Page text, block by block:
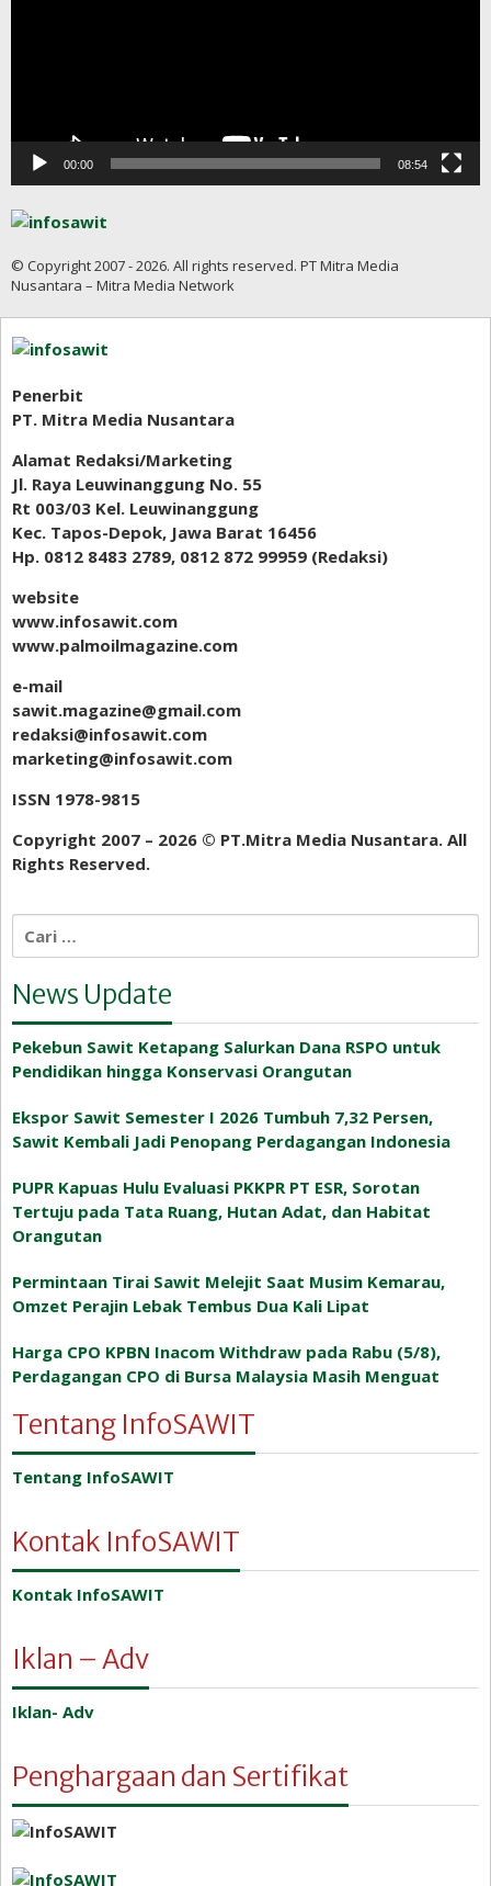
00:00 08:54
© Copyright 2007 - 2026. All rights reserved. PT Mitra Media
Nusantara – Mitra Media Network
Penerbit
PT. Mitra Media Nusantara
Alamat Redaksi/Marketing
Jl. Raya Leuwinanggung No. 55
Rt 003/03 Kel. Leuwinanggung
Kec. Tapos-Depok, Jawa Barat 16456
Hp. 0812 8483 2789, 0812 872 99959 (Redaksi)
website
www.infosawit.com
www.palmoilmagazine.com
e-mail
sawit.magazine@gmail.com
redaksi@infosawit.com
marketing@infosawit.com
ISSN 1978-9815
Copyright 2007 – 2026 ©️ PT.Mitra Media Nusantara. All
Rights Reserved.
untuk:
News Update
Pekebun Sawit Ketapang Salurkan Dana RSPO untuk
Pendidikan hingga Konservasi Orangutan
Ekspor Sawit Semester I 2026 Tumbuh 7,32 Persen,
Sawit Kembali Jadi Penopang Perdagangan Indonesia
PUPR Kapuas Hulu Evaluasi PKKPR PT ESR, Sorotan
Tertuju pada Tata Ruang, Hutan Adat, dan Habitat
Orangutan
Permintaan Tirai Sawit Melejit Saat Musim Kemarau,
Omzet Perajin Lebak Tembus Dua Kali Lipat
Harga CPO KPBN Inacom Withdraw pada Rabu (5/8),
Perdagangan CPO di Bursa Malaysia Masih Menguat
Tentang InfoSAWIT
Tentang InfoSAWIT
Kontak InfoSAWIT
Kontak InfoSAWIT
Iklan – Adv
Iklan- Adv
Penghargaan dan Sertifikat